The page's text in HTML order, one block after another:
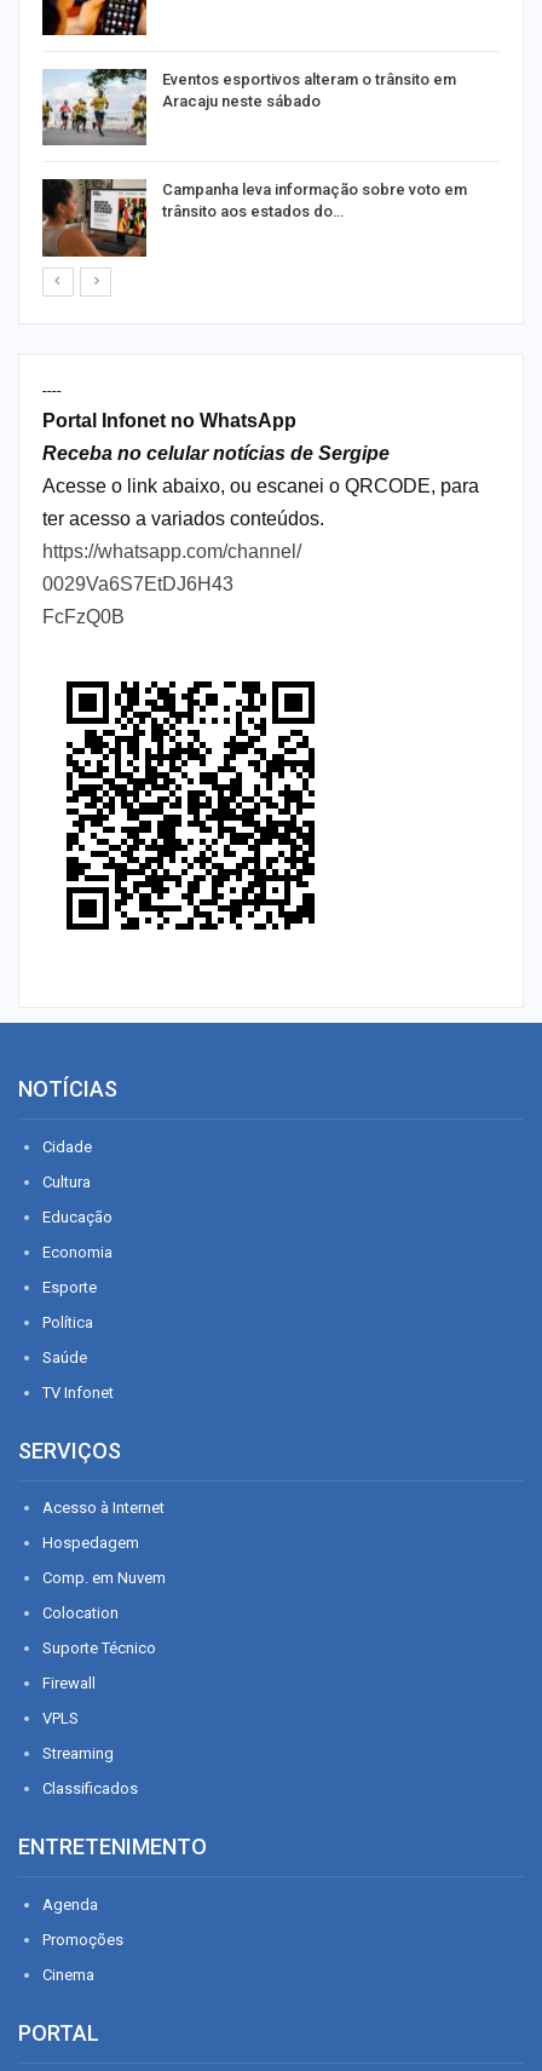
Eventos esportivos alteram o trânsito em
Aracaju neste sábado
Campanha leva informação sobre voto em
trânsito aos estados do…
----
Portal Infonet no WhatsApp
Receba no celular notícias de Sergipe
Acesse o link abaixo, ou escanei o QRCODE, para
ter acesso a variados conteúdos.
https://whatsapp.com/channel/
0029Va6S7EtDJ6H43
FcFzQ0B
NOTÍCIAS
Cidade
Cultura
Educação
Economia
Esporte
Política
Saúde
TV Infonet
SERVIÇOS
Acesso à Internet
Hospedagem
Comp. em Nuvem
Colocation
Suporte Técnico
Firewall
VPLS
Streaming
Classificados
ENTRETENIMENTO
Agenda
Promoções
Cinema
PORTAL